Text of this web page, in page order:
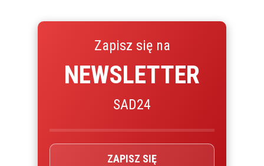
Zapisz się na
NEWSLETTER
SAD24
ZAPISZ SIĘ